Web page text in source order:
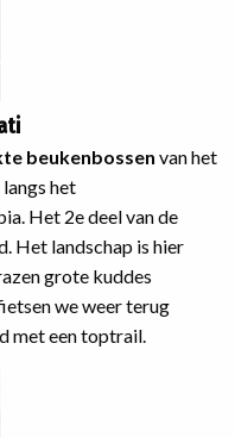
beukenbossen van het
langs het
Het 2e deel van de
Het landschap is hier
grote kuddes
we weer terug
met een toptrail.